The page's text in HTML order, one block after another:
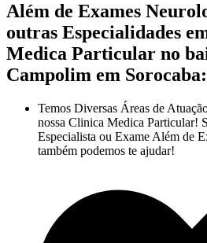
Além de Exames
outras Especialidades
Medica Particular no
Campolim em Sorocaba:
Temos Diversas Áreas de
nossa Clinica Medica Particular!
Especialista ou Exame Além de
também podemos te ajudar!